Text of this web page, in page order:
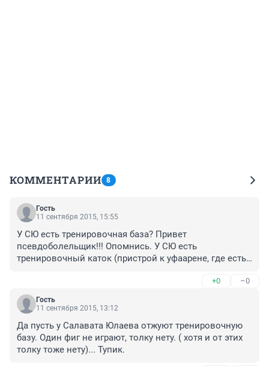
КОММЕНТАРИИ 8
Гость
11 сентября 2015, 15:55
У СЮ есть тренировочная база? Привет
псевдоболельщик!!! Опомнись. У СЮ есть
тренировочный каток (пристрой к уфаарене, где есть
назвать. А вот у ФК Уфа будет база где футбольные
поля, тренажеры и т.д. гостинница, где футболисты
будут жить, дабы не мотались по городу и клубам, а
+0 –0
Гость
11 сентября 2015, 13:12
Да пусть у Салавата Юлаева отжуют тренировочную
базу. Один фиг не играют, толку нету. ( хотя и от этих
толку тоже нету)... Тупик.